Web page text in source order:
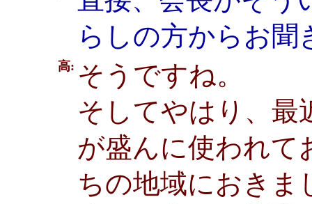
らしの方からお聞
高: そうですね。
そしてやはり、最
が盛んに使われて
ちの地域におきま